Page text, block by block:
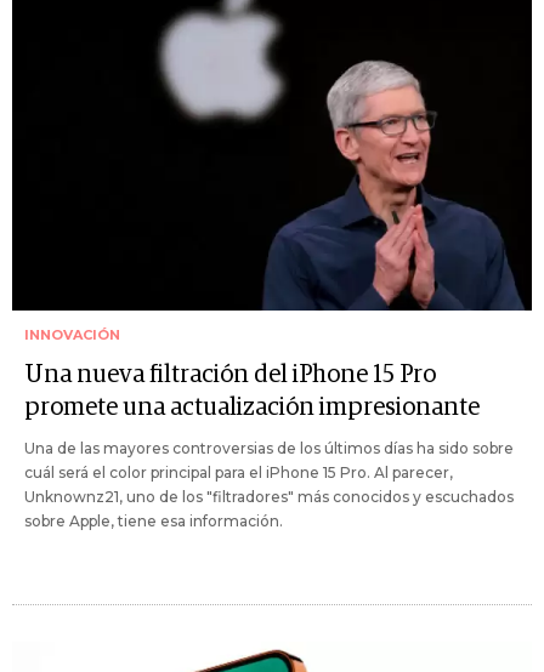
INNOVACIÓN
Una nueva filtración del iPhone 15 Pro
promete una actualización impresionante
Una de las mayores controversias de los últimos días ha sido sobre
cuál será el color principal para el iPhone 15 Pro. Al parecer,
Unknownz21, uno de los "filtradores" más conocidos y escuchados
sobre Apple, tiene esa información.